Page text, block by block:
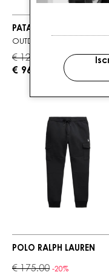
PATAGONIA
OUTDOOR EVERYDAY
€ 120.00 -20%
€ 96.00
POLO RALPH LAUREN
€ 175.00 -20%